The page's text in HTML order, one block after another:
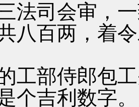
司会审，一
八百两，着
部侍郎包工
个吉利数字。